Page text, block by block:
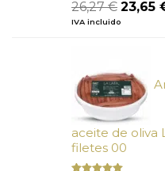
Valorado
con
5
26,27€ El
precio
23,65
IVA incluido
aceite de oliva
filetes 00